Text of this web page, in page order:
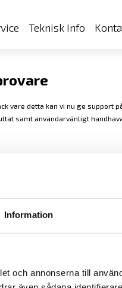
Information
och annonserna till
Teknisk Info
vare detta kan vi nu ge support
samt användarvänligt
08-50 52 68